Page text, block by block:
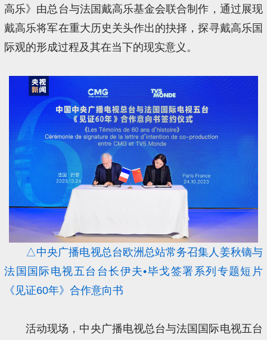
高乐》由总台与法国戴高乐基金会联合制作，通过展现
戴高乐将军在重大历史关头作出的抉择，探寻戴高乐国
际观的形成过程及其在当下的现实意义。
△中央广播电视总台欧洲总站常务召集人姜秋镝与
法国国际电视五台台长伊夫•毕戈签署系列专题短片
《见证60年》合作意向书
活动现场，中央广播电视总台与法国国际电视五台